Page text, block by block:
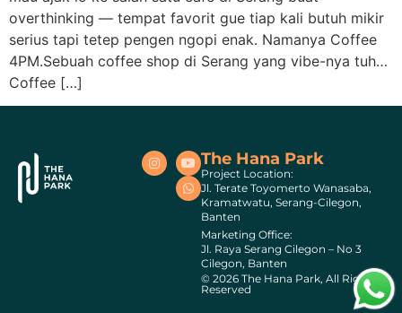
overthinking — tempat favorit gue tiap kali butuh mikir
serius tapi tetep pengen ngopi enak. Namanya Coffee
4PM.Sebuah coffee shop di Serang yang vibe-nya tuh…
Coffee […]
The Hana Park
Project Location:
Jl. Terate Toyomerto Wanasaba,
Kramatwatu, Serang-Cilegon,
Banten
Marketing Office:
Jl. Raya Serang Cilegon – No 3
Cilegon, Banten
© 2026 The Hana Park, All Rights
Reserved